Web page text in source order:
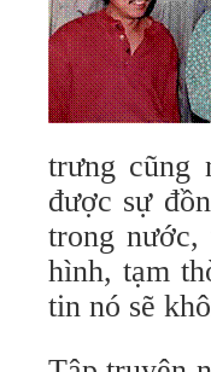
trưng cũng
được sự
trong nước,
hình, tạm
tin nó sẽ